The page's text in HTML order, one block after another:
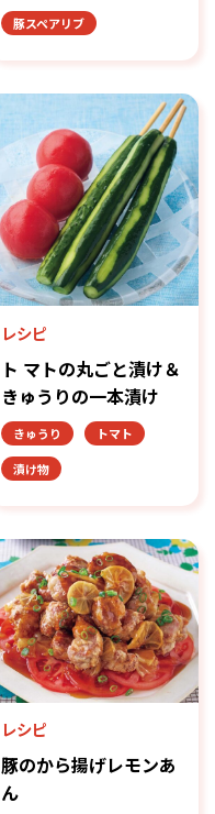
豚スペアリブ
レシピ
ト マトの丸ごと漬け＆
きゅうりの一本漬け
きゅうり
トマト
漬け物
レシピ
豚のから揚げレモンあ
ん